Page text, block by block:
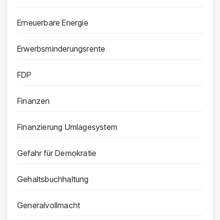
Erneuerbare Energie
Erwerbsminderungsrente
FDP
Finanzen
Finanzierung Umlagesystem
Gefahr für Demokratie
Gehaltsbuchhaltung
Generalvollmacht